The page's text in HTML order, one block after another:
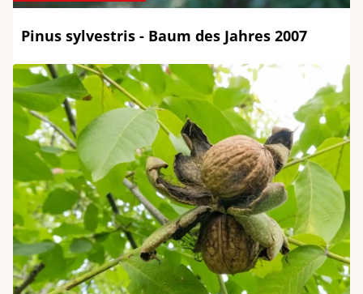
Pinus sylvestris - Baum des Jahres 2007